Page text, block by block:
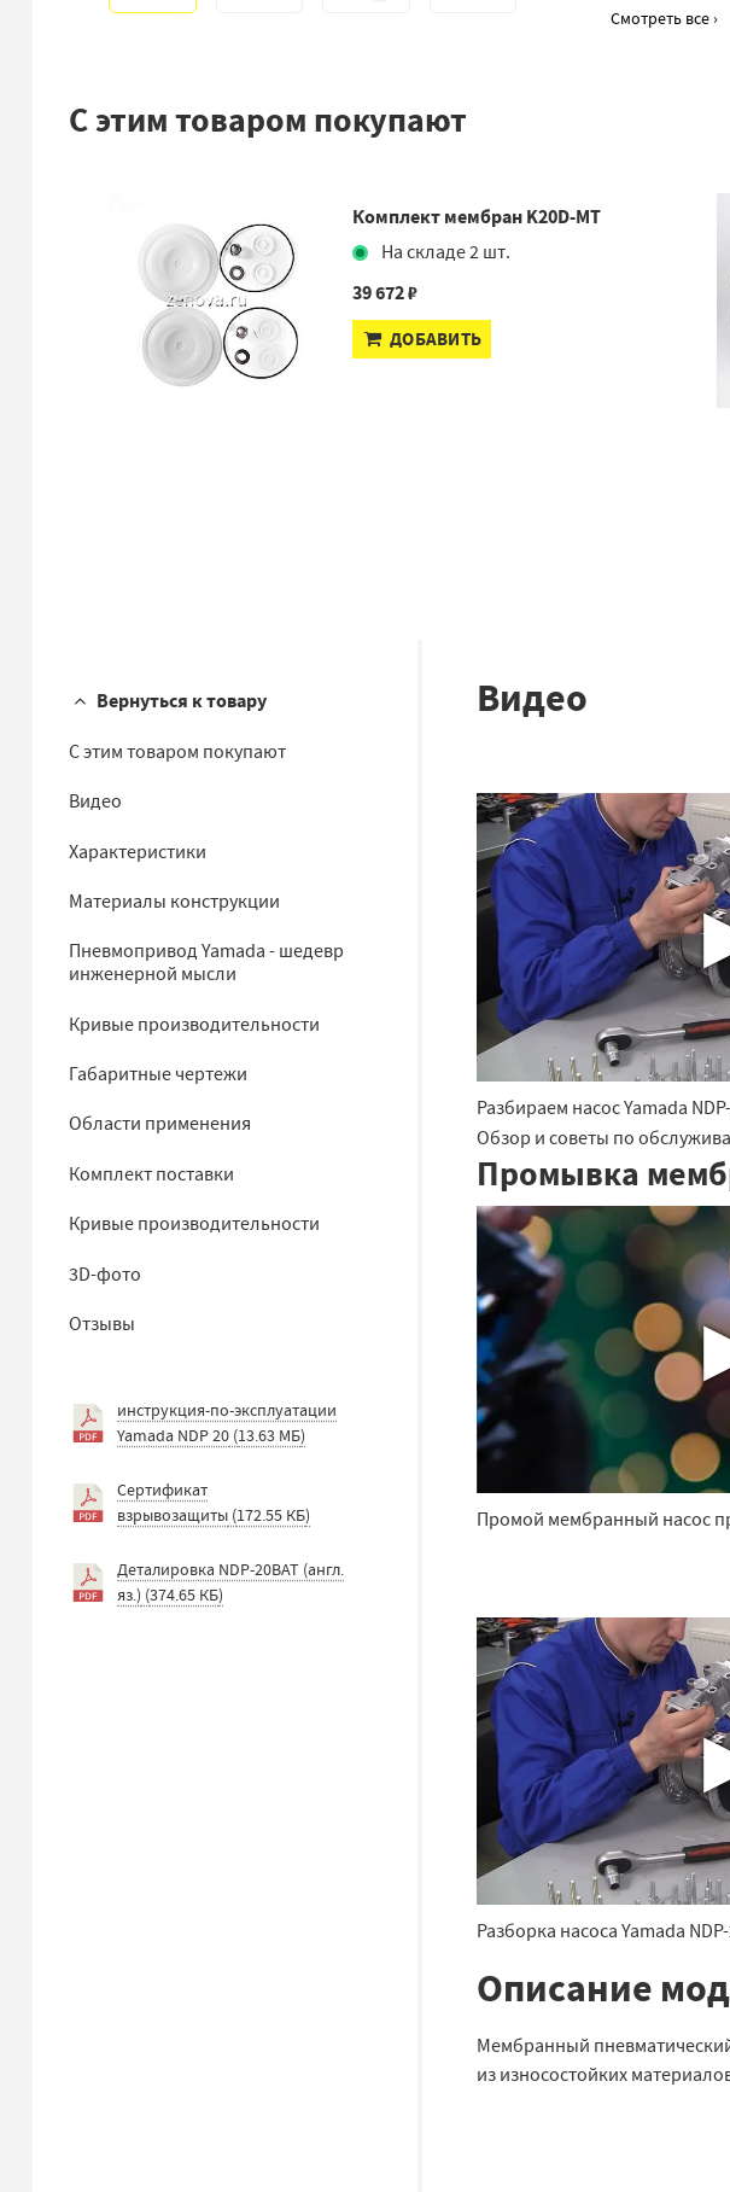
Смотреть все ›
С этим товаром покупают
Комплект мембран K20D-MT
На складе 2 шт.
39 672 ₽
ДОБАВИТЬ
Вернуться к товару
С этим товаром покупают
Видео
Характеристики
Материалы конструкции
Пневмопривод Yamada - шедевр
инженерной мысли
Кривые производительности
Габаритные чертежи
Области применения
Комплект поставки
Кривые производительности
3D-фото
Отзывы
инструкция-по-эксплуатации
Yamada NDP 20 (13.63 МБ)
Сертификат
взрывозащиты (172.55 КБ)
Деталировка NDP-20BAT (англ.
яз.) (374.65 КБ)
Видео
Разбираем насос Yamada
Обзор и советы по
Промывка
Промой мембранный насос
Разборка насоса Yamada
Описание
Мембранный
из износостойких